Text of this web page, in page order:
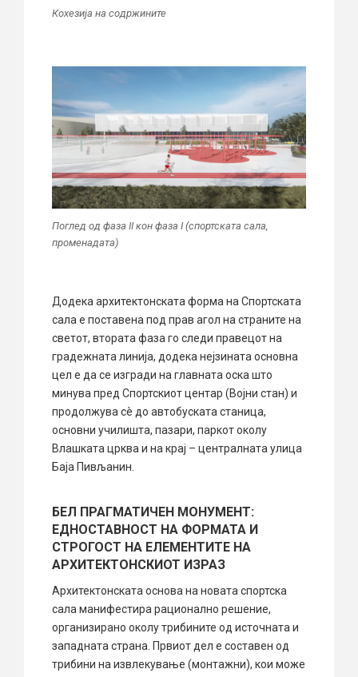
Кохезија на содржините
Поглед од фаза II кон фаза I (спортската сала,
променадата)
Додека архитектонската форма на Спортската
сала е поставена под прав агол на страните на
светот, втората фаза го следи правецот на
градежната линија, додека нејзината основна
цел е да се изгради на главната оска што
минува пред Спортскиот центар (Војни стан) и
продолжува сè до автобуската станица,
основни училишта, пазари, паркот околу
Влашката црква и на крај – централната улица
Баја Пивљанин.
БЕЛ ПРАГМАТИЧЕН МОНУМЕНТ:
ЕДНОСТАВНОСТ НА ФОРМАТА И
СТРОГОСТ НА ЕЛЕМЕНТИТЕ НА
АРХИТЕКТОНСКИОТ ИЗРАЗ
Архитектонската основа на новата спортска
сала манифестира рационално решение,
организирано околу трибините од источната и
западната страна. Првиот дел е составен од
трибини на извлекување (монтажни), кои може